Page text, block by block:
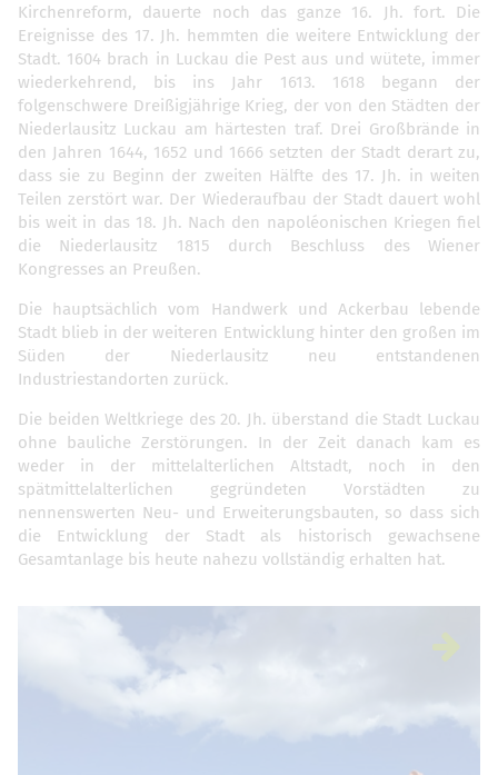
Kirchenreform, dauerte noch das ganze 16. Jh. fort. Die
Ereignisse des 17. Jh. hemmten die weitere Entwicklung der
Stadt. 1604 brach in Luckau die Pest aus und wütete, immer
wiederkehrend, bis ins Jahr 1613. 1618 begann der
folgenschwere Dreißigjährige Krieg, der von den Städten der
Niederlausitz Luckau am härtesten traf. Drei Großbrände in
den Jahren 1644, 1652 und 1666 setzten der Stadt derart zu,
dass sie zu Beginn der zweiten Hälfte des 17. Jh. in weiten
Teilen zerstört war. Der Wiederaufbau der Stadt dauert wohl
bis weit in das 18. Jh. Nach den napoléonischen Kriegen fiel
die Niederlausitz 1815 durch Beschluss des Wiener
Kongresses an Preußen.
Die hauptsächlich vom Handwerk und Ackerbau lebende
Stadt blieb in der weiteren Entwicklung hinter den großen im
Süden der Niederlausitz neu entstandenen
Industriestandorten zurück.
Die beiden Weltkriege des 20. Jh. überstand die Stadt Luckau
ohne bauliche Zerstörungen. In der Zeit danach kam es
weder in der mittelalterlichen Altstadt, noch in den
spätmittelalterlichen gegründeten Vorstädten zu
nennenswerten Neu- und Erweiterungsbauten, so dass sich
die Entwicklung der Stadt als historisch gewachsene
Gesamtanlage bis heute nahezu vollständig erhalten hat.